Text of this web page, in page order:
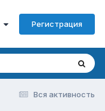
Регистрация
Вся активность